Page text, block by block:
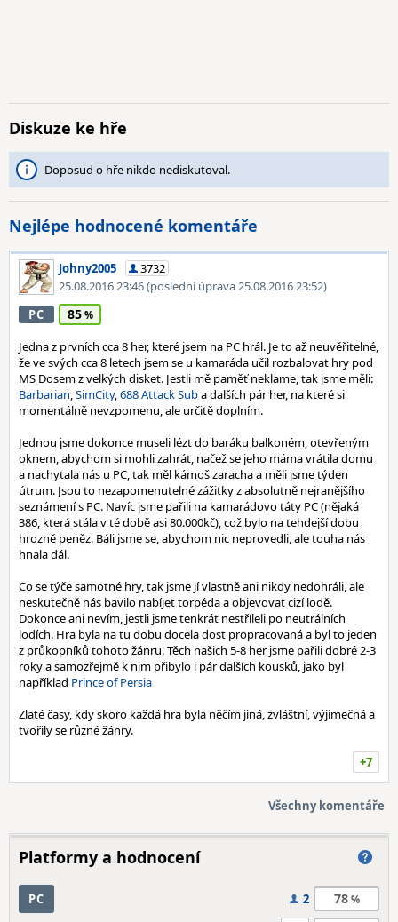
Diskuze ke hře
Doposud o hře nikdo nediskutoval.
Nejlépe hodnocené komentáře
Johny2005
3732
25.08.2016 23:46(poslední úprava 25.08.2016 23:52)
PC
85
Jedna z prvních cca 8 her, které jsem na PC hrál. Je to až neuvěřitelné,
že ve svých cca 8 letech jsem se u kamaráda učil rozbalovat hry pod
MS Dosem z velkých disket. Jestli mě paměť neklame, tak jsme měli:
Barbarian,SimCity,688 Attack Suba dalších pár her, na které si
momentálně nevzpomenu, ale určitě doplním.
Jednou jsme dokonce museli lézt do baráku balkoném, otevřeným
oknem, abychom si mohli zahrát, načež se jeho máma vrátila domu
a nachytala nás u PC, tak měl kámoš zaracha a měli jsme týden
útrum. Jsou to nezapomenutelné zážitky z absolutně nejranějšího
seznámení s PC. Navíc jsme pařili na kamarádovo táty PC (nějaká
386, která stála v té době asi 80.000kč), což bylo na tehdejší dobu
hrozně peněz. Báli jsme se, abychom nic neprovedli, ale touha nás
hnala dál.
Co se týče samotné hry, tak jsme jí vlastně ani nikdy nedohráli, ale
neskutečně nás bavilo nabíjet torpéda a objevovat cizí lodě.
Dokonce ani nevím, jestli jsme tenkrát nestříleli po neutrálních
lodích. Hra byla na tu dobu docela dost propracovaná a byl to jeden
z průkopníků tohoto žánru. Těch našich 5-8 her jsme pařili dobré 2-3
roky a samozřejmě k nim přibylo i pár dalších kousků, jako byl
například Prince of Persia
Zlaté časy, kdy skoro každá hra byla něčím jiná, zvláštní, výjimečná a
tvořily se různé žánry.
+7
Všechny komentáře
Platformy a hodnocení
PC 2 78